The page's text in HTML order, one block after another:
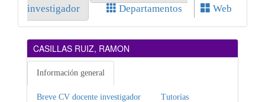
investigador
Departamentos Web
CASILLAS RUIZ, RAMON
Información general
Breve CV docente investigador Tutorías